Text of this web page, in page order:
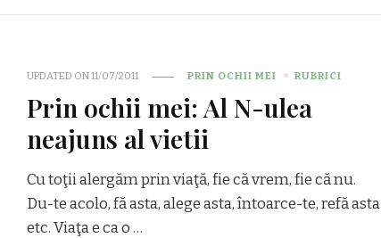
UPDATED ON11/07/2011 PRIN OCHII MEI RUBRICI
Prin ochii mei: Al N-ulea
neajuns al vietii
Cu toţii alergăm prin viaţă, fie că vrem, fie că nu.
Du-te acolo, fă asta, alege asta, întoarce-te, refă asta
etc. Viaţa e ca o …